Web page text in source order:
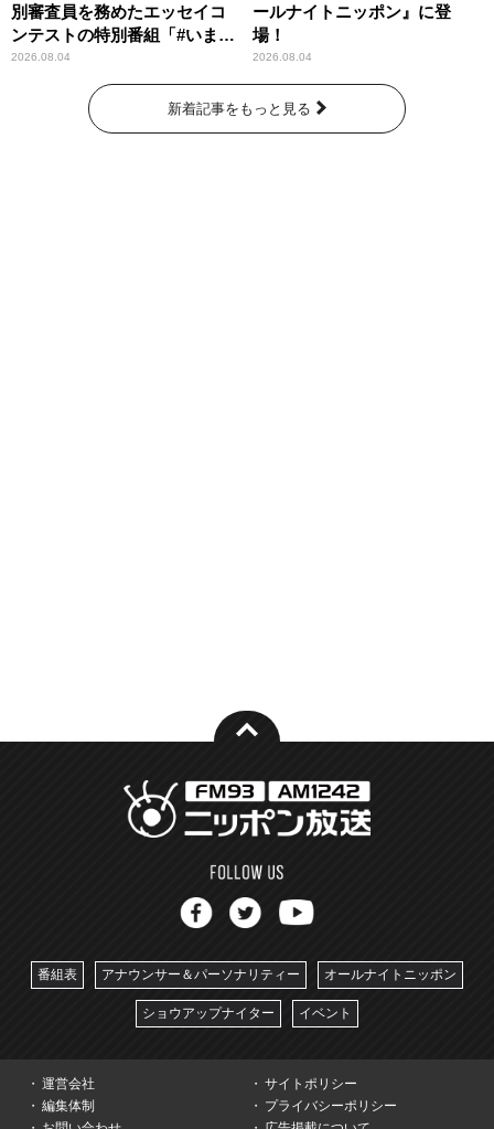
別審査員を務めたエッセイコ
ンテストの特別番組「#いまあ
なたに伝えたいこと」
2026.08.04
ールナイトニッポン』に登
場！
2026.08.04
新着記事をもっと見る
番組表 アナウンサー＆パーソナリティー オールナイトニッポン
ショウアップナイター イベント
運営会社
サイトポリシー
編集体制
プライバシーポリシー